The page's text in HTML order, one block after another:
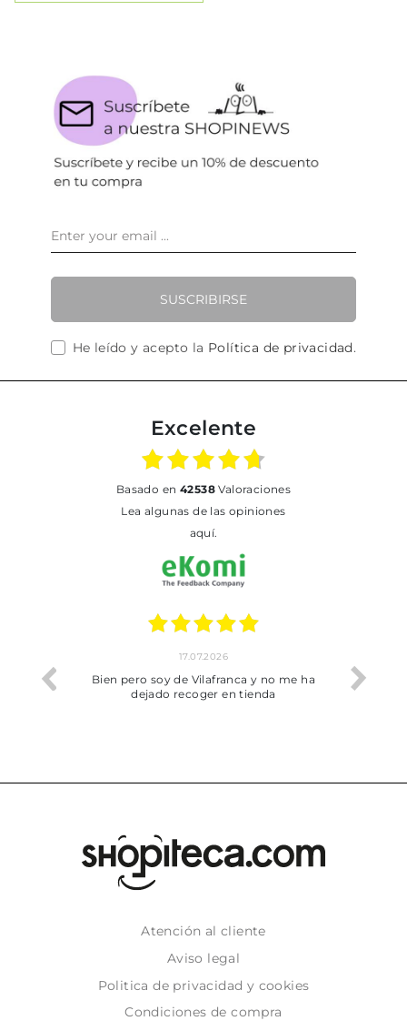
SUSCRIBIRSE
He leído y acepto la Política de privacidad.
Excelente
basado en 42538Valoraciones
Lea algunas de las opiniones
aquí.
trobat
17.07.2026
Bien pero soy de Vilafranca y no me ha
dejado recoger en tienda
Atención al cliente
Aviso legal
Politica de privacidad y cookies
Condiciones de compra